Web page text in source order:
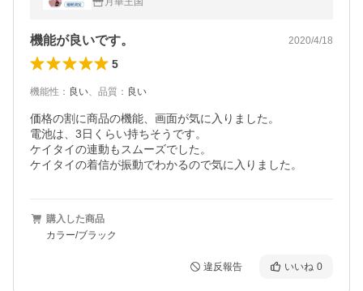
計
機能が良いです。 2020/4/18
5
機能性 ： 良い、 品質 ： 良い
価格の割に商品の機能、画面が気に入りました。
電池は、3日くらい持ちそうです。
ケイタイの連動もスムーズでした。
ケイタイの着信が振動でわかるので気に入りました。
購入した商品
カラー/ブラック
違反報告 いいね 0